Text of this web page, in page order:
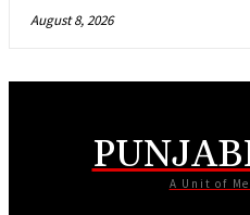
August 8, 2026
A Unit of